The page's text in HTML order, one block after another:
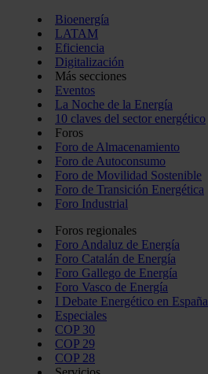
Bioenergía
LATAM
Eficiencia
Digitalización
Más secciones
Eventos
La Noche de la Energía
10 claves del sector energético
Foros
Foro de Almacenamiento
Foro de Autoconsumo
Foro de Movilidad Sostenible
Foro de Transición Energética
Foro Industrial
Foros regionales
Foro Andaluz de Energía
Foro Catalán de Energía
Foro Gallego de Energía
Foro Vasco de Energía
I Debate Energético en España
Especiales
COP 30
COP 29
COP 28